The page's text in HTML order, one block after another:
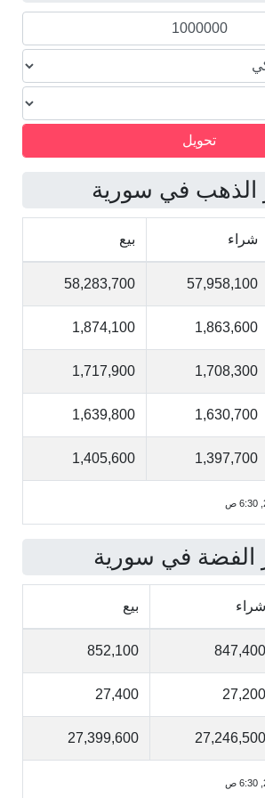
في سورية
شراء بيع
57,958,100
58,283,700
1,863,600
1,874,100
1,708,300
1,717,900
1,630,700
1,639,800
1,397,700
1,405,600
الفضة في سورية
شراء بيع
847,400
852,100
27,200
27,400
27,246,500
27,399,600